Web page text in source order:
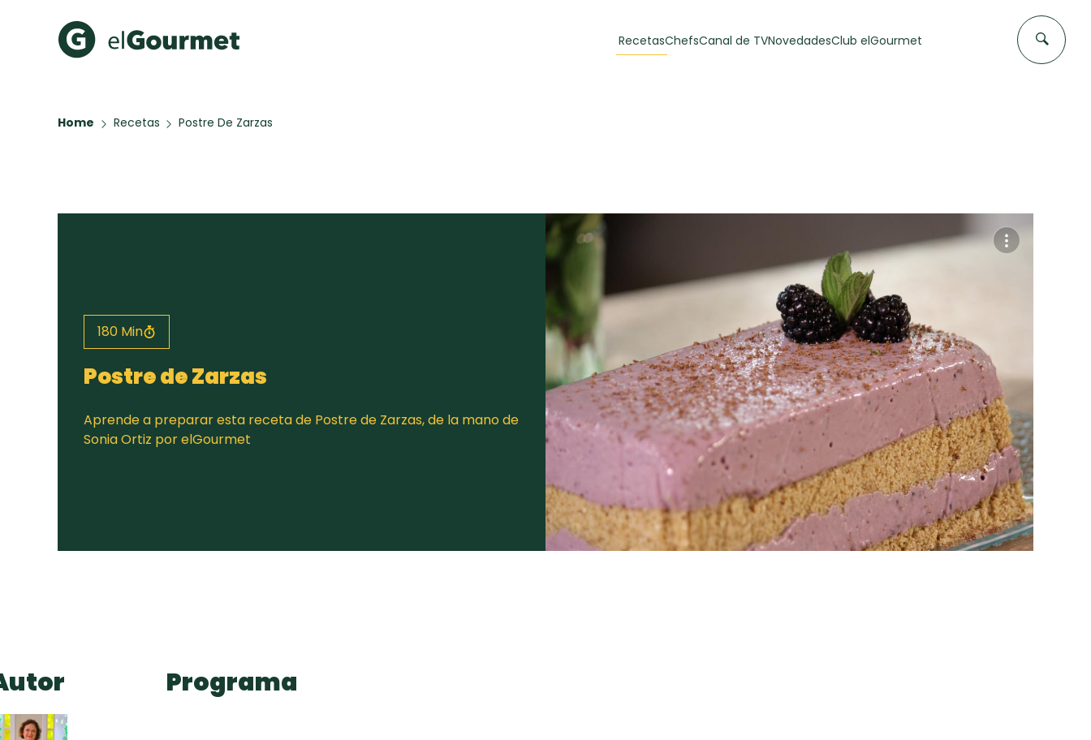
Recetas
Chocolate
Toast de trucha
curada y queso
30 min
EMPANADAS DE
FLAN CASERO
50 min
Todas las recetas
ChefsCanal de TVNovedadesClub elGourmet
Home Recetas Postre De Zarzas
180 Min
Postre de Zarzas
Aprende a preparar esta receta de Postre de Zarzas, de la mano de
Sonia Ortiz por elGourmet
Programa